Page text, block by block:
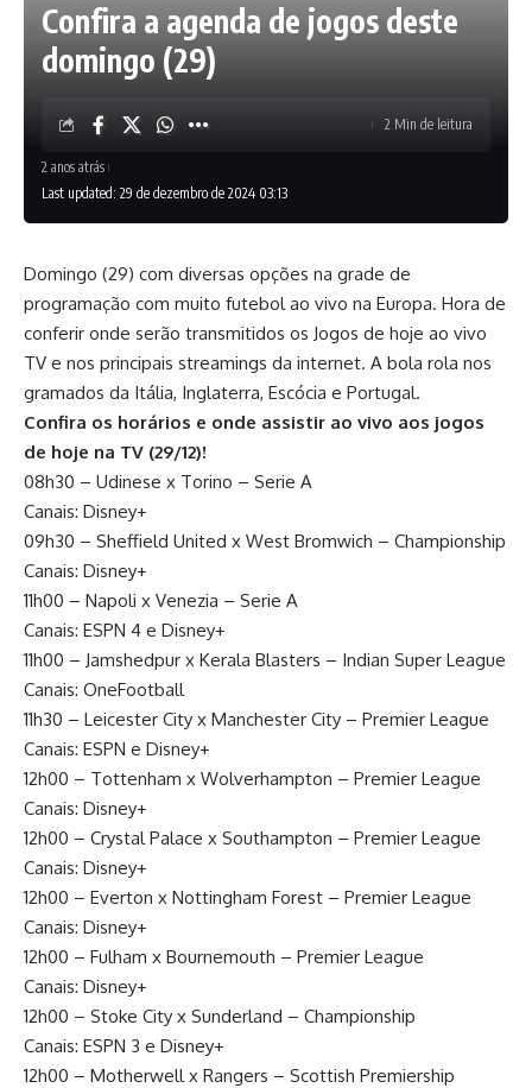
Confira a agenda de jogos deste
domingo (29)
Last updated: 29 de dezembro de 2024 03:13
2 anos atrás
2 Min de leitura
Domingo (29) com diversas opções na grade de
programação com muito futebol ao vivo na Europa. Hora de
conferir onde serão transmitidos os Jogos de hoje ao vivo
TV e nos principais streamings da internet. A bola rola nos
gramados da Itália, Inglaterra, Escócia e Portugal.
Confira os horários e onde assistir ao vivo aos jogos
de hoje na TV (29/12)!
08h30 – Udinese x Torino – Serie A
Canais: Disney+
09h30 – Sheffield United x West Bromwich – Championship
Canais: Disney+
11h00 – Napoli x Venezia – Serie A
Canais: ESPN 4 e Disney+
11h00 – Jamshedpur x Kerala Blasters – Indian Super League
Canais: OneFootball
11h30 – Leicester City x Manchester City – Premier League
Canais: ESPN e Disney+
12h00 – Tottenham x Wolverhampton – Premier League
Canais: Disney+
12h00 – Crystal Palace x Southampton – Premier League
Canais: Disney+
12h00 – Everton x Nottingham Forest – Premier League
Canais: Disney+
12h00 – Fulham x Bournemouth – Premier League
Canais: Disney+
12h00 – Stoke City x Sunderland – Championship
Canais: ESPN 3 e Disney+
12h00 – Motherwell x Rangers – Scottish Premiership